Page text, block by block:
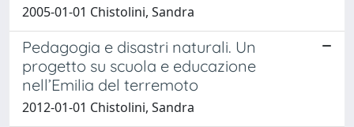
2005-01-01 Chistolini, Sandra
Pedagogia e disastri naturali. Un
progetto su scuola e educazione
nell’Emilia del terremoto
2012-01-01 Chistolini, Sandra